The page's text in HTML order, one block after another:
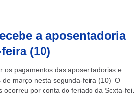
a aposentadoria
(10)
os pagamentos das aposentadorias e
de março nesta segunda-feira (10). O
por conta do feriado da Sexta-feira